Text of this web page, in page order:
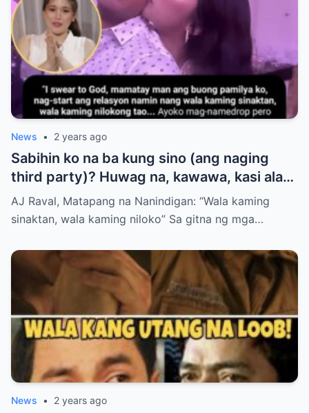
News • 2 years ago
Sabihin ko na ba kung sino (ang naging
third party)? Huwag na, kawawa, kasi alam
ko may baby na rin ‘yung girl.”
AJ Raval, Matapang na Nanindigan: “Wala kaming
sinaktan, wala kaming niloko” Sa gitna ng mga…
News • 2 years ago